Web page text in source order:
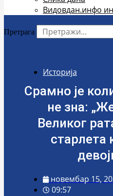
Видовдан.инфо
Претрага
Историја
Срамно је
не зна:
Великог
старлета
новембар 15,
09:57